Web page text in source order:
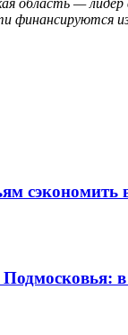
финансируются
сэкономить